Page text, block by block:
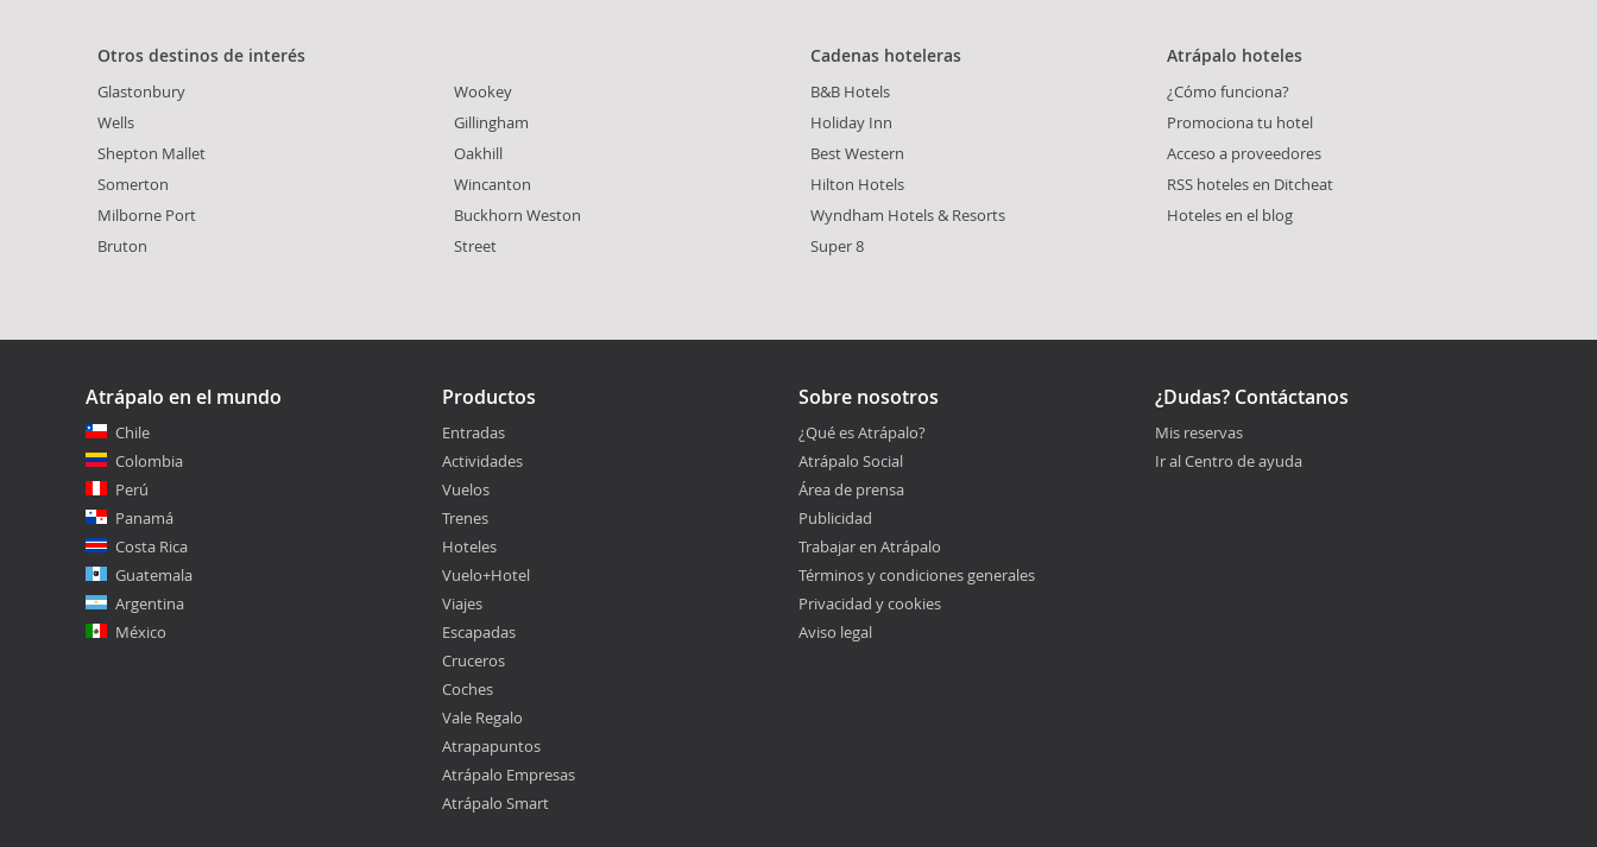
Otros destinos de interés
Glastonbury
Wells
Shepton Mallet
Somerton
Milborne Port
Bruton
Wookey
Gillingham
Oakhill
Wincanton
Buckhorn Weston
Street
Cadenas hoteleras
B&B Hotels
Holiday Inn
Best Western
Hilton Hotels
Wyndham Hotels & Resorts
Super 8
Atrápalo hoteles
¿Cómo funciona?
Promociona tu hotel
Acceso a proveedores
RSS hoteles en Ditcheat
Hoteles en el blog
Atrápalo en el mundo
Chile
Colombia
Perú
Panamá
Costa Rica
Guatemala
Argentina
México
Productos
Entradas
Actividades
Vuelos
Trenes
Hoteles
Vuelo+Hotel
Viajes
Escapadas
Cruceros
Coches
Vale Regalo
Atrapapuntos
Atrápalo Empresas
Atrápalo Smart
Sobre nosotros
¿Qué es Atrápalo?
Atrápalo Social
Área de prensa
Publicidad
Trabajar en Atrápalo
Términos y condiciones generales
Privacidad y cookies
Aviso legal
¿Dudas? Contáctanos
Mis reservas
Ir al Centro de ayuda